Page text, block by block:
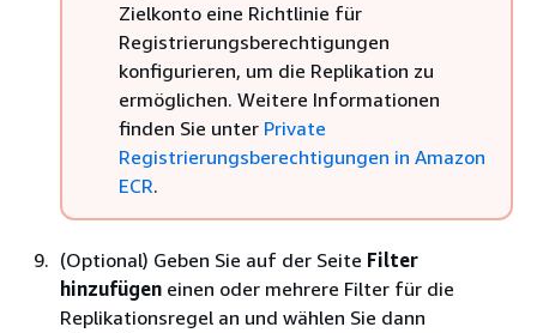
Zielkonto eine Richtlinie für
Registrierungsberechtigungen
konfigurieren, um die Replikation zu
ermöglichen. Weitere Informationen
finden Sie unter Private
Registrierungsberechtigungen in Amazon
ECR.
(Optional) Geben Sie auf der Seite Filter
hinzufügen einen oder mehrere Filter für die
Replikationsregel an und wählen Sie dann